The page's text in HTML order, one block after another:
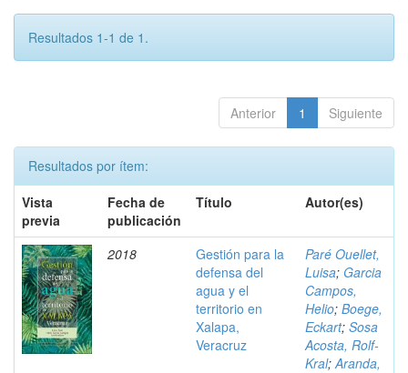
Resultados 1-1 de 1.
Anterior 1 Siguiente
Resultados por ítem:
Vista
previa
Fecha de
publicación
Título Autor(es)
2018
Gestión para la
defensa del
agua y el
territorio en
Xalapa,
Veracruz
Paré Ouellet,
Luisa; Garcia
Campos,
Helio; Boege,
Eckart; Sosa
Acosta, Rolf-
Kral;Aranda,